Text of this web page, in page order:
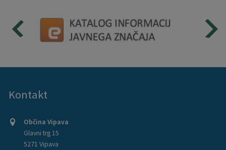
Kontakt
Občina Vipava
Glavni trg 15
5271 Vipava